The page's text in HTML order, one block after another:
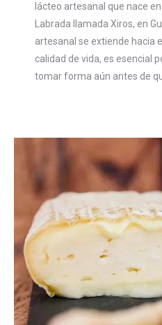
lácteo artesanal que nace
Labrada llamada Xiros, en
artesanal se extiende hacia
calidad de vida, es esencial
tomar forma aún antes de